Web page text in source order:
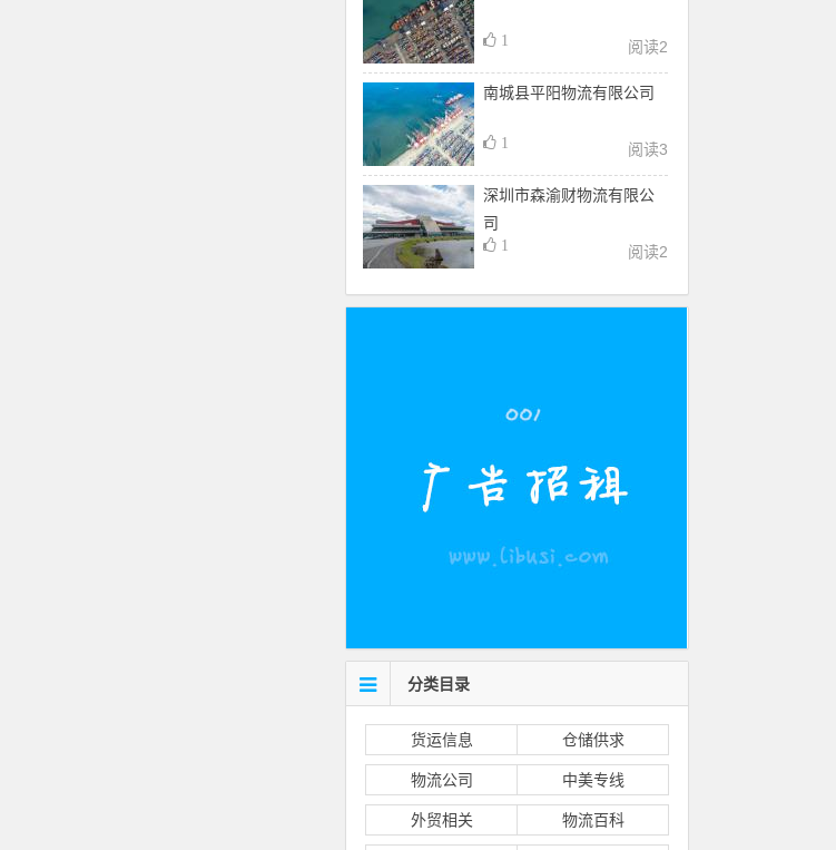
阅读2
1
南城县平阳物流有限公司
阅读3
1
深圳市森渝财物流有限公
司
阅读2
1
分类目录
货运信息 仓储供求
物流公司 中美专线
外贸相关 物流百科